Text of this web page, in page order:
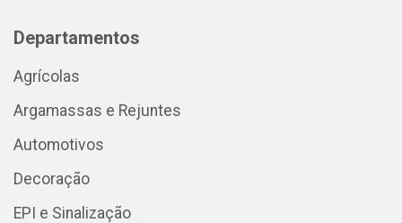
Departamentos
Agrícolas
Argamassas e Rejuntes
Automotivos
Decoração
EPI e Sinalização